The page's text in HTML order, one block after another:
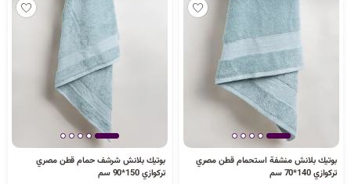
ا
بوتيك بلانش منشفة استحمام قطن مصري
تركوازي 140*70 سم
بوتيك بلانش شرشف حمام قطن مصري
تركوازي 150*90 سم